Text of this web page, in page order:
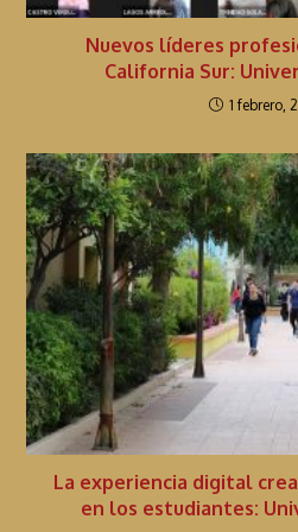
Nuevos líderes
California Sur:
1 febrero,
La experiencia digital
en los estudiantes: